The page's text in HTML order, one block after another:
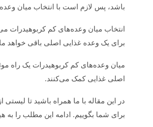
باشد، پس لازم است با انتخاب میان
انتخاب میان وعده‌های کم کربوهیدرات
برای یک وعده غذایی اصلی باقی خواهد
میان وعده‌های کم کربوهیدرات یک راه
اصلی غذایی کمک می‌کنند.
در این مقاله با ما همراه باشید تا
برای شما بگوییم. ادامه این مطلب را به
+ویدئو زگیل تناسلی از